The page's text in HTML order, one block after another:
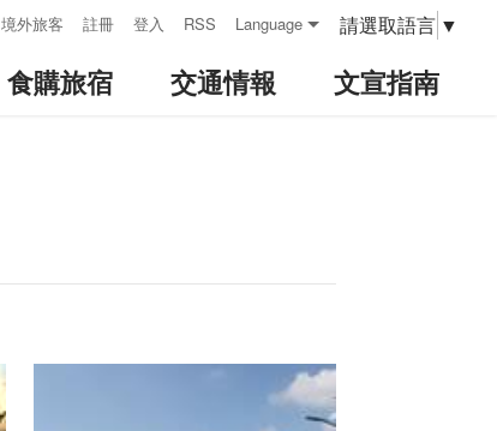
境外旅客 註冊 登入 RSS Language 請選取語言 ▼
食購旅宿 交通情報 文宣指南